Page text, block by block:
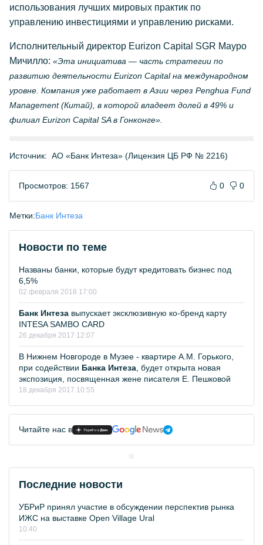
использования лучших мировых практик по
управлению инвестициями и управлению рисками.
Исполнительный директор Eurizon Capital SGR Мауро
Мичилло: «Эта инициатива — часть стратегии по
развитию деятельности Eurizon Capital на международном
уровне. Компания уже работает в Азии через Penghua Fund
Management (Китай), в которой владеет долей в 49% и
филиал Eurizon Capital SA в Гонконге».
Источник: АО «Банк Интеза» (Лицензия ЦБ РФ № 2216)
Просмотров: 1567 0 0
Метки:Банк Интеза
Новости по теме
Названы банки, которые будут кредитовать бизнес под
6,5%
02 февраля 2018 17:00
Банк Интеза выпускает эксклюзивную ко-бренд карту
INTESA SAMBO CARD
26 декабря 2017 12:07
В Нижнем Новгороде в Музее - квартире А.М. Горького,
при содействии Банка Интеза , будет открыта новая
экспозиция, посвященная жене писателя Е. Пешковой
18 декабря 2017 10:55
Читайте нас в
Последние новости
УБРиР принял участие в обсуждении перспектив рынка
ИЖС на выставке Open Village Ural
10:40